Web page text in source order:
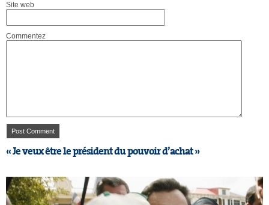
Site web
Commentez
« Je veux être le président du pouvoir d’achat »